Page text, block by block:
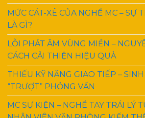
MỨC CÁT-XÊ CỦA NGHỀ MC – SỰ
LÀ GÌ?
LỖI PHÁT ÂM VÙNG MIỀN –
CÁCH CẢI THIỆN HIỆU QUẢ
THIẾU KỸ NĂNG GIAO TIẾP –
“TRƯỢT” PHỎNG VẤN
MC SỰ KIỆN – NGHỀ TAY TRÁI LÝ